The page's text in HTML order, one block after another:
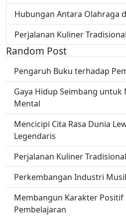
Hubungan Antara Olahraga
Perjalanan Kuliner
Random Post
Pengaruh Buku terhadap
Gaya Hidup Seimbang untuk
Mental
Mencicipi Cita Rasa Dunia
Legendaris
Perjalanan Kuliner
Perkembangan Industri
Membangun Karakter Positif
Pembelajaran